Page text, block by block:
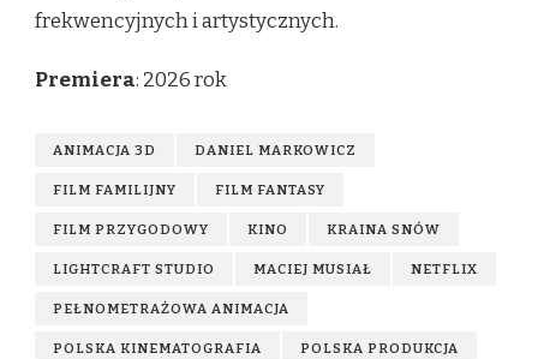
frekwencyjnych i artystycznych.
Premiera: 2026 rok
ANIMACJA 3D DANIEL MARKOWICZ
FILM FAMILIJNY FILM FANTASY
FILM PRZYGODOWY KINO KRAINA SNÓW
LIGHTCRAFT STUDIO MACIEJ MUSIAŁ NETFLIX
PEŁNOMETRAŻOWA ANIMACJA
POLSKA KINEMATOGRAFIA POLSKA PRODUKCJA